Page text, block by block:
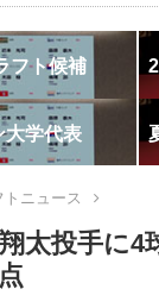
フト候補
大学代表
ニュース
太投手に4